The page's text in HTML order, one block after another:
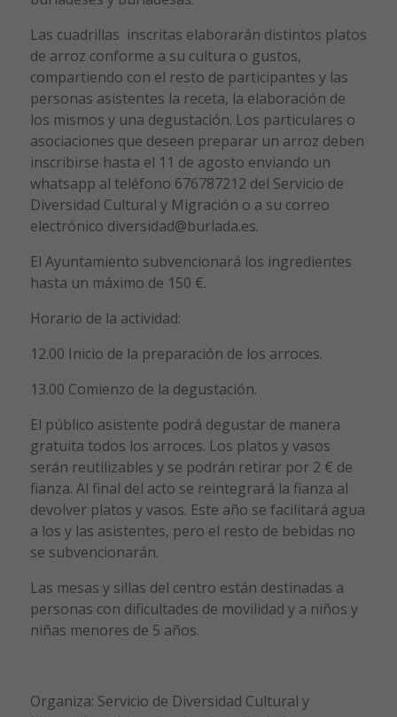
Las cuadrillas inscritas elaborarán distintos platos
de arroz conforme a su cultura o gustos,
compartiendo con el resto de participantes y las
personas asistentes la receta, la elaboración de
los mismos y una degustación. Los particulares o
asociaciones que deseen preparar un arroz deben
inscribirse hasta el 11 de agosto enviando un
whatsapp al teléfono 676787212 del Servicio de
Diversidad Cultural y Migración o a su correo
electrónico diversidad@burlada.es.
El Ayuntamiento subvencionará los ingredientes
hasta un máximo de 150 €.
Horario de la actividad:
12.00 Inicio de la preparación de los arroces.
13.00 Comienzo de la degustación.
El público asistente podrá degustar de manera
gratuita todos los arroces. Los platos y vasos
serán reutilizables y se podrán retirar por 2 € de
fianza. Al final del acto se reintegrará la fianza al
devolver platos y vasos. Este año se facilitará agua
a los y las asistentes, pero el resto de bebidas no
se subvencionarán.
Las mesas y sillas del centro están destinadas a
personas con dificultades de movilidad y a niños y
niñas menores de 5 años.
Organiza: Servicio de Diversidad Cultural y